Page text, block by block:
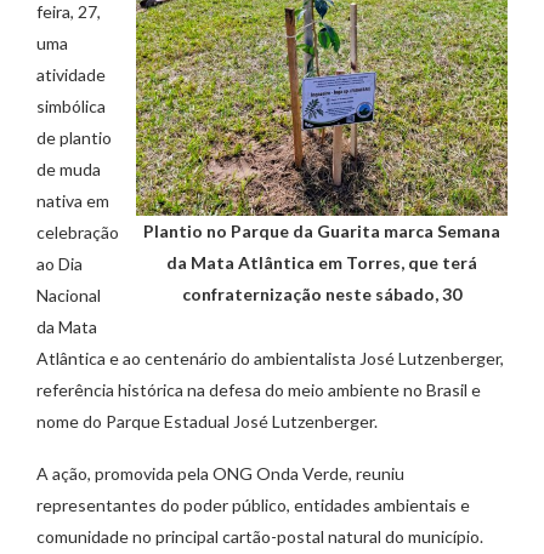
Plantio no Parque da Guarita marca Semana
da Mata Atlântica em Torres, que terá
confraternização neste sábado, 30
feira, 27,
uma
atividade
simbólica
de plantio
de muda
nativa em
celebração
ao Dia
Nacional
da Mata
Atlântica e ao centenário do ambientalista José Lutzenberger,
referência histórica na defesa do meio ambiente no Brasil e
nome do Parque Estadual José Lutzenberger.
A ação, promovida pela ONG Onda Verde, reuniu
representantes do poder público, entidades ambientais e
comunidade no principal cartão-postal natural do município.